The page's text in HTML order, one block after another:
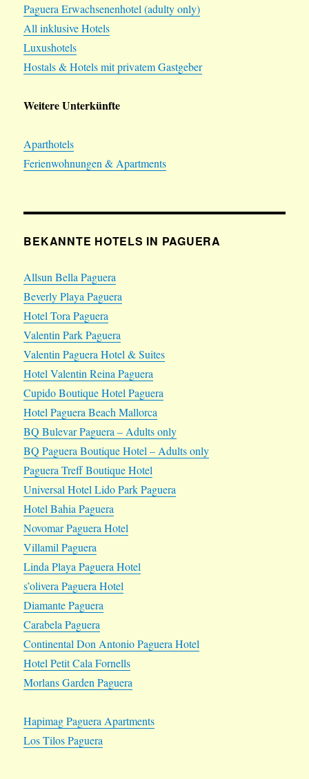
Paguera Erwachsenenhotel (adulty only)
All inklusive Hotels
Luxushotels
Hostals & Hotels mit privatem Gastgeber
Weitere Unterkünfte
Aparthotels
Ferienwohnungen & Apartments
BEKANNTE HOTELS IN PAGUERA
Allsun Bella Paguera
Beverly Playa Paguera
Hotel Tora Paguera
Valentin Park Paguera
Valentin Paguera Hotel & Suites
Hotel Valentin Reina Paguera
Cupido Boutique Hotel Paguera
Hotel Paguera Beach Mallorca
BQ Bulevar Paguera – Adults only
BQ Paguera Boutique Hotel – Adults only
Paguera Treff Boutique Hotel
Universal Hotel Lido Park Paguera
Hotel Bahia Paguera
Novomar Paguera Hotel
Villamil Paguera
Linda Playa Paguera Hotel
s’olivera Paguera Hotel
Diamante Paguera
Carabela Paguera
Continental Don Antonio Paguera Hotel
Hotel Petit Cala Fornells
Morlans Garden Paguera
Hapimag Paguera Apartments
Los Tilos Paguera